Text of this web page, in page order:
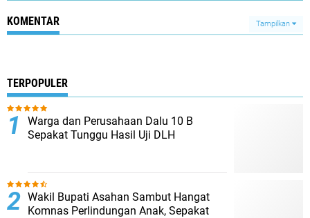
KOMENTAR Tampilkan
TERPOPULER
Warga dan Perusahaan Dalu 10 B
Sepakat Tunggu Hasil Uji DLH
Wakil Bupati Asahan Sambut Hangat
Komnas Perlindungan Anak, Sepakat